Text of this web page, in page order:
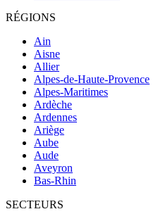
RÉGIONS
Ain
Aisne
Allier
Alpes-de-Haute-Provence
Alpes-Maritimes
Ardèche
Ardennes
Ariège
Aube
Aude
Aveyron
Bas-Rhin
SECTEURS